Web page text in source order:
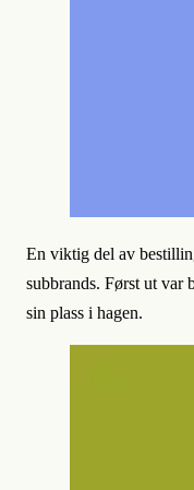
En viktig del av
subbrands. Først ut
sin plass i hagen.